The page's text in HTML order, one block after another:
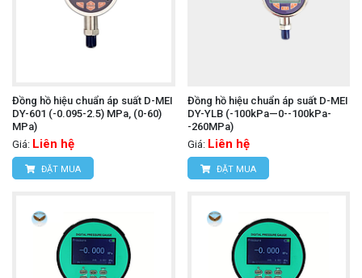
Đồng hồ hiệu chuẩn áp suất D-MEI
DY-601 (-0.095-2.5) MPa, (0-60)
MPa)
Giá: Liên hệ
ĐẶT MUA
Đồng hồ hiệu chuẩn áp suất D-MEI
DY-YLB (-100kPa—0--100kPa-
-260MPa)
Giá: Liên hệ
ĐẶT MUA